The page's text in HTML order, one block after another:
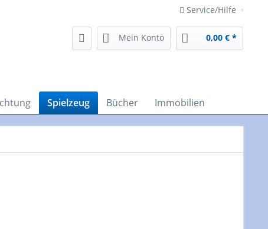
Service/Hilfe
Mein Konto 0,00 € *
Spielzeug Bücher Immobilien